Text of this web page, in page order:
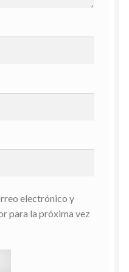
electrónico y
para la próxima vez